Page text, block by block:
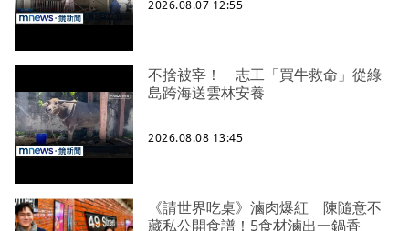
2026.08.07 12:55
不捨被宰！ 志工「買牛救命」從綠
島跨海送雲林安養
2026.08.08 13:45
《請世界吃桌》滷肉爆紅 陳隨意不
藏私公開食譜！5食材滷出一鍋香